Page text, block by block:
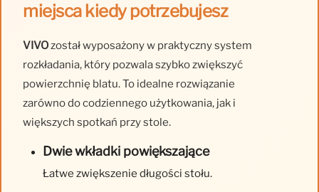
miejsca kiedy potrzebujesz
VIVOzostał wyposażony w praktyczny system
rozkładania, który pozwala szybko zwiększyć
powierzchnię blatu. To idealne rozwiązanie
zarówno do codziennego użytkowania, jak i
większych spotkań przy stole.
Dwie wkładki powiększające
Łatwe zwiększenie długości stołu.